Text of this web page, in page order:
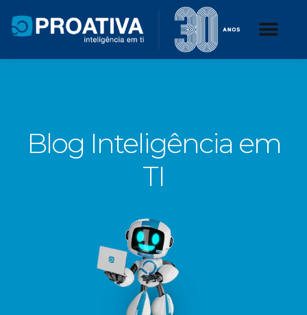
Blog Inteligência em
TI